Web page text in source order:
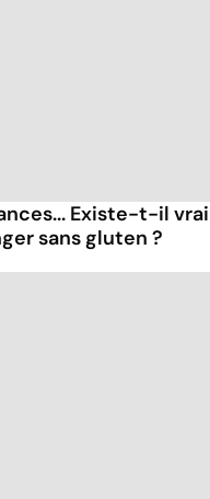
Existe-t-il
sans gluten ?